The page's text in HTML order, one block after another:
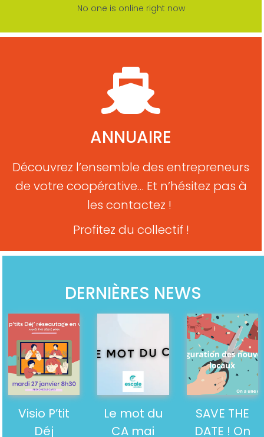
No one is online right now
ANNUAIRE
Découvrez l’ensemble des entrepreneurs
de votre coopérative… Et n’hésitez pas à
les contactez !
Profitez du collectif !
DERNIÈRES NEWS
Visio P’tit
Déj
Le mot du
CA mai
SAVE THE
DATE ! On